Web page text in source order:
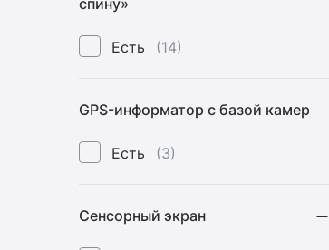
спину»
Есть (14)
GPS-информатор c базой камер
Есть (3)
Сенсорный экран